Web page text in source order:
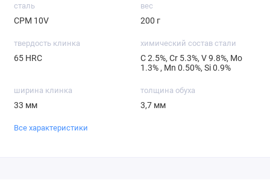
сталь
CPM 10V
вес
200 г
твердость клинка
65 HRC
химический состав стали
С 2.5%, Cr 5.3%, V 9.8%, Mo
1.3% , Mn 0.50%, Si 0.9%
ширина клинка
33 мм
толщина обуха
3,7 мм
Все характеристики